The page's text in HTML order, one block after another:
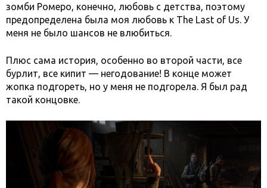
зомби Ромеро, конечно, любовь с детства, поэтому
предопределена была моя любовь к The Last of Us. У
меня не было шансов не влюбиться.
Плюс сама история, особенно во второй части, все
бурлит, все кипит — негодование! В конце может
жопка подгореть, но у меня не подгорела. Я был рад
такой концовке.